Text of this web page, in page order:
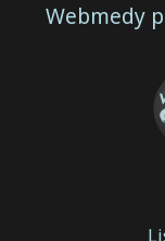
Webmedy